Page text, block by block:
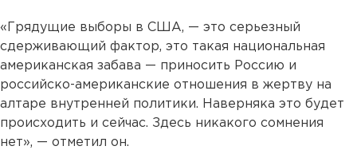
«Грядущие выборы в США, — это серьезный
сдерживающий фактор, это такая национальная
американская забава — приносить Россию и
российско-американские отношения в жертву на
алтаре внутренней политики. Наверняка это будет
происходить и сейчас. Здесь никакого сомнения
нет», — отметил он.